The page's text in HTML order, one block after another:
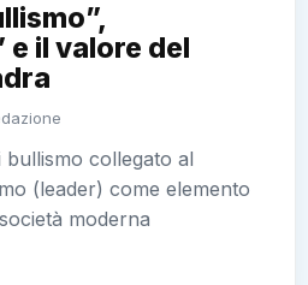
e il valore del
bullismo collegato al
(leader) come elemento
moderna